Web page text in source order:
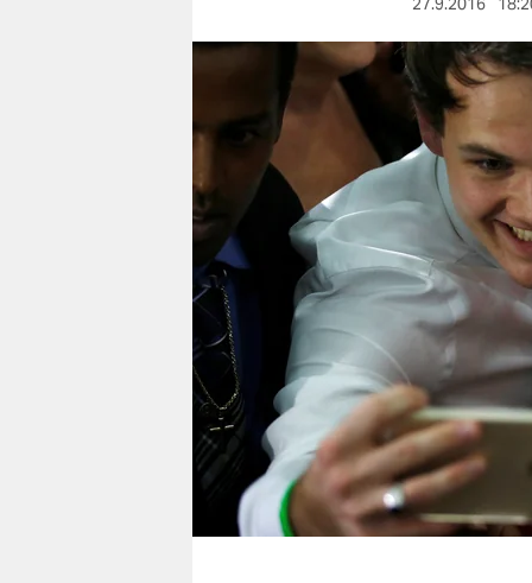
berlin
wahrheit
verlag
verlag
veranstaltungen
shop
fragen & hilfe
unterstützen
abo
genossenschaft